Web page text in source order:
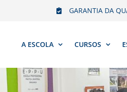
GARANTIA DA
A ESCOLA CURSOS